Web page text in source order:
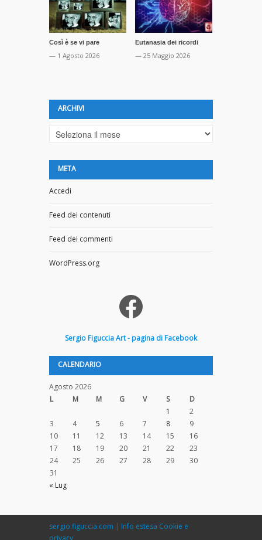
Così è se vi pare
— 1 Agosto 2026
Eutanasia dei ricordi
— 25 Maggio 2026
ARCHIVI
Archivi
META
Accedi
Feed dei contenuti
Feed dei commenti
WordPress.org
Facebook
SergioFigucciaArt - pagina di Facebook
CALENDARIO
Agosto 2026
L
M M G V S
D
1
2
3
4 5 6 7 8
9
10
11 12 13 14 15
16
17
18 19 20 21 22
23
24
25 26 27 28 29
30
31
« Lug
sergio.figuccia.com | Info estesa Cookie e